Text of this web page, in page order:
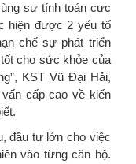
sự tính toán cực
hiện được 2 yếu tố
chế sự phát triển
cho sức khỏe của
KST Vũ Đại Hải,
cấp cao về kiến
đầu tư lớn cho việc
vào từng căn hộ.